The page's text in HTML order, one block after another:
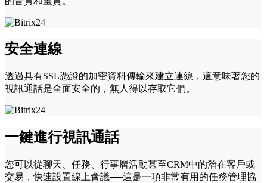
安全連線
透過具有SSL憑證的加密資料傳輸來建立連線，這意味著您的
視訊通話是全面安全的，無人得以存取它們。
一鍵進行視訊通話
您可以從聊天、任務、行事曆活動甚至CRM中的潛在客戶或
交易，快速設置線上會議──這是一項非常有用的任務管理協